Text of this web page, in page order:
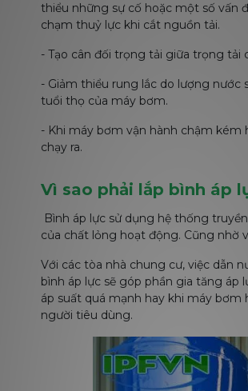
thiểu những sự cố hoặc một số vấn
chạm thuỷ lực khi cắt nguồn tải.
- Tạo cân đối trọng tải giữa trọng
- Giảm thiểu rung lắc do lượng nước
tuổi thọ của máy bơm.
- Khi máy bơm vận hành chậm kém
chạy ra.
Vì sao phải lắp bình áp
Bình áp lực sử dụng hệ thống
của chất lỏng hoạt động. Cũng nhờ
Với các tòa nhà chung cư, việc dẫn
bình áp lực sẽ góp phần gia tăng
áp suất quá mạnh hay khi máy
người tiêu dùng.